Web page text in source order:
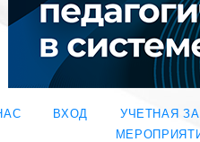
ВХОД
УЧЕТНАЯ